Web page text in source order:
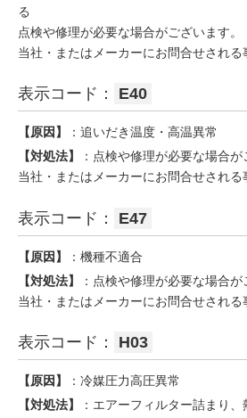
る
点検や修理が必要な場合がございます。
当社・またはメーカーにお問合せされる
表示コード： E40
【原因】
：追いだき温度・高温異常
【対処法】
：点検や修理が必要な場合が
当社・またはメーカーにお問合せされる
表示コード： E47
【原因】
：機種不適合
【対処法】
：点検や修理が必要な場合が
当社・またはメーカーにお問合せされる
表示コード： H03
【原因】
：冷媒圧力高圧異常
【対処法】
：エアーフィルター詰まり